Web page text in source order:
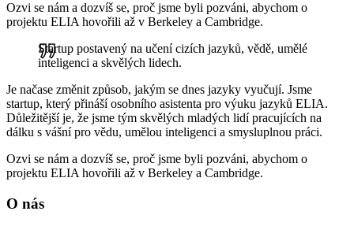
Ozvi se nám a dozvíš se, proč jsme byli pozváni, abychom o
projektu ELIA hovořili až v Berkeley a Cambridge.
Startup postavený na učení cizích jazyků, vědě, umělé
inteligenci a skvělých lidech.
Je načase změnit způsob, jakým se dnes jazyky vyučují. Jsme
startup, který přináší osobního asistenta pro výuku jazyků ELIA.
Důležitější je, že jsme tým skvělých mladých lidí pracujících na
dálku s vášní pro vědu, umělou inteligenci a smysluplnou práci.
Ozvi se nám a dozvíš se, proč jsme byli pozváni, abychom o
projektu ELIA hovořili až v Berkeley a Cambridge.
O nás